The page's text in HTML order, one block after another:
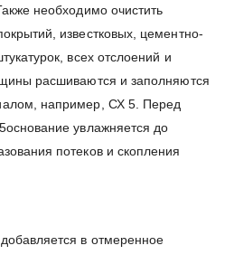
необходимо очистить
известковых, цементно-
всех отслоений и
расшиваются и заполняются
например, СХ 5. Перед
увлажняется до
потеков и скопления
в отмеренное